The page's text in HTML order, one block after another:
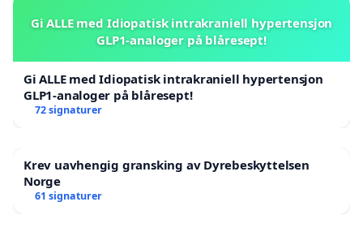
Gi ALLE med Idiopatisk intrakraniell hypertensjon
GLP1-analoger på blåresept!
Gi ALLE med Idiopatisk intrakraniell hypertensjon
GLP1-analoger på blåresept!
72 signaturer
Krev uavhengig gransking av Dyrebeskyttelsen
Norge
61 signaturer